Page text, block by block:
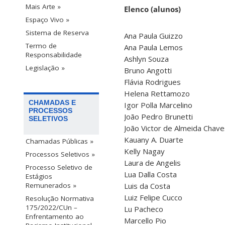
Mais Arte »
Espaço Vivo »
Sistema de Reserva
Termo de
Responsabilidade
Legislação »
CHAMADAS E
PROCESSOS
SELETIVOS
Chamadas Públicas »
Processos Seletivos »
Processo Seletivo de
Estágios
Remunerados »
Resolução Normativa
175/2022/CUn –
Enfrentamento ao
Elenco (alunos)
Ana Paula Guizzo
Ana Paula Lemos
Ashlyn Souza
Bruno Angotti
Flávia Rodrigues
Helena Rettamozo
Igor Polla Marcelino
João Pedro Brunetti
João Victor de Almeida
Kauany A. Duarte
Kelly Nagay
Laura de Angelis
Lua Dalla Costa
Luis da Costa
Luiz Felipe Cucco
Lu Pacheco
Marcello Pio